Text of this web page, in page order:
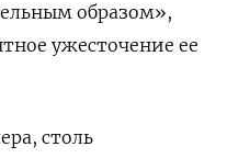
образом»,
ужесточение ее
столь